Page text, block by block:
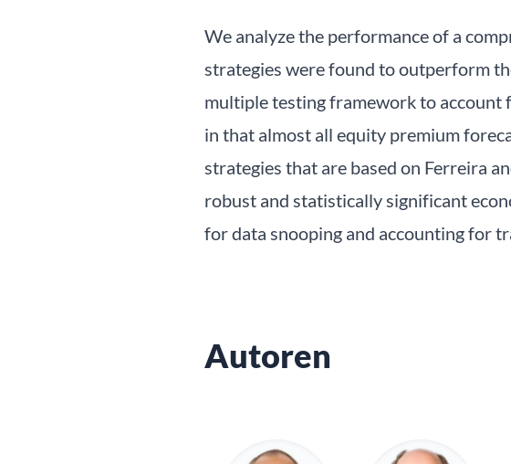
We analyze the performance of a
strategies were found to outperform
multiple testing framework to account
in that almost all equity premium
strategies that are based on Ferreira
robust and statistically significant
for data snooping and accounting for
Autoren